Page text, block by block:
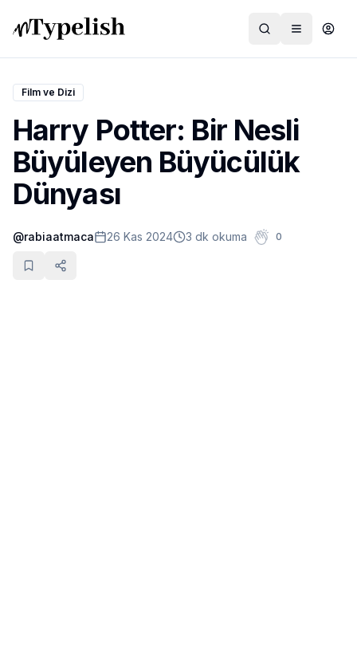
Dünya
Film ve Dizi
Kültür ve Sanat
Sağlık
Siyaset ve Tarih
Film ve Dizi
Harry Potter: Bir Nesli
Büyüleyen Büyücülük
Dünyası
@rabiaatmaca 26 Kas 2024 3 dk okuma 0